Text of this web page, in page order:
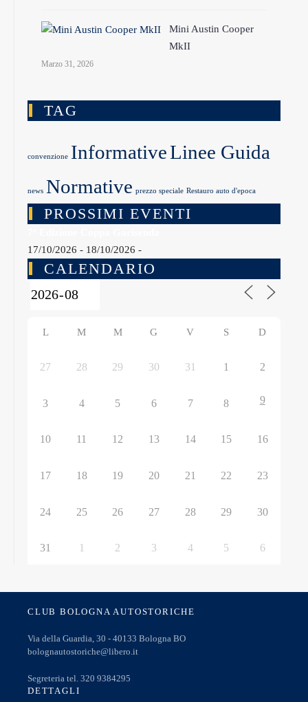
Mini Austin Cooper
MkII
Marzo 31, 2026
TAG
convenzione InformativeLinee Guida
news Normative prezzo speciale Restauro auto d'epoca
PROSSIMI EVENTI
17/10/2026 - 18/10/2026 -
CALENDARIO
L M M G V S D
27 28 29 30 31 1 2
3 4 5 6 7 8 9
10 11 12 13 14 15 16
17 18 19 20 21 22 23
24 25 26 27 28 29 30
31 1 2 3 4 5 6
CLUB BOLOGNA AUTOSTORICHE
Via della Guardia, 30 - 40133 Bologna BO
bolognautostoriche@libero.it
Segreteria tel. 320 9384295
DETTAGLI